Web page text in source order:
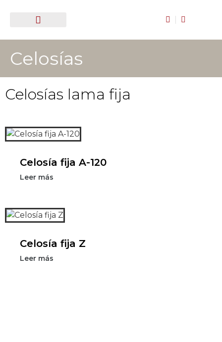
Celosías
Celosías lama fija
Celosía fija A-120
Leer más
Celosía fija Z
Leer más